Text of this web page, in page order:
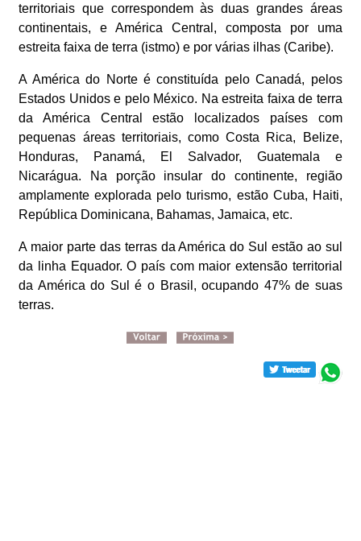
territoriais que correspondem às duas grandes áreas
continentais, e América Central, composta por uma
estreita faixa de terra (istmo) e por várias ilhas (Caribe).
A América do Norte é constituída pelo Canadá, pelos
Estados Unidos e pelo México. Na estreita faixa de terra
da América Central estão localizados países com
pequenas áreas territoriais, como Costa Rica, Belize,
Honduras, Panamá, El Salvador, Guatemala e
Nicarágua. Na porção insular do continente, região
amplamente explorada pelo turismo, estão Cuba, Haiti,
República Dominicana, Bahamas, Jamaica, etc.
A maior parte das terras da América do Sul estão ao sul
da linha Equador. O país com maior extensão territorial
da América do Sul é o Brasil, ocupando 47% de suas
terras.